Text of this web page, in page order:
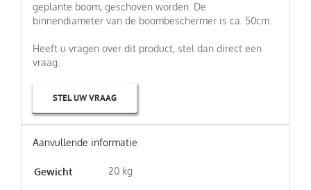
geplante boom, geschoven worden. De
binnendiameter van de boombeschermer is ca. 50cm.
Heeft u vragen over dit product, stel dan direct een
vraag.
STEL UW VRAAG
Aanvullende informatie
Gewicht
20 kg